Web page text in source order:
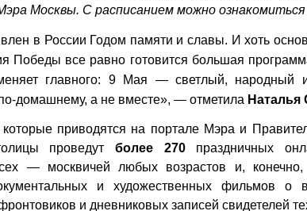
Москвы. С расписанием можно ознакомиться
в России Годом памяти и славы. И хоть
Победы все равно готовится большая
главного: 9 Мая — светлый, народный
домашнему, а не вместе», — отметила Наталья
приводятся на портале Мэра и
проведут более 270праздничных
— москвичей любых возрастов и, конечно,
и художественных фильмов о
и дневниковых записей свидетелей